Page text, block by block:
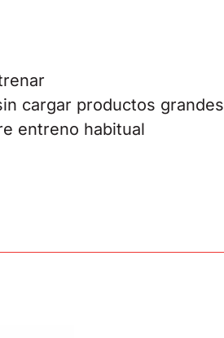
cargar productos grandes
entreno habitual